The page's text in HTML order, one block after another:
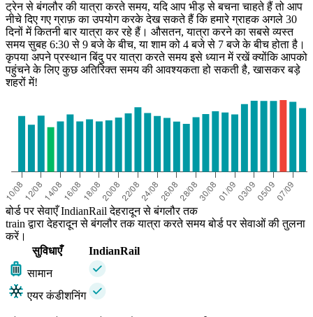
ट्रेन से बंगलौर की यात्रा करते समय, यदि आप भीड़ से बचना चाहते हैं तो आप
नीचे दिए गए ग्राफ़ का उपयोग करके देख सकते हैं कि हमारे ग्राहक अगले 30
दिनों में कितनी बार यात्रा कर रहे हैं। औसतन, यात्रा करने का सबसे व्यस्त
समय सुबह 6:30 से 9 बजे के बीच, या शाम को 4 बजे से 7 बजे के बीच होता है।
कृपया अपने प्रस्थान बिंदु पर यात्रा करते समय इसे ध्यान में रखें क्योंकि आपको
पहुंचने के लिए कुछ अतिरिक्त समय की आवश्यकता हो सकती है, खासकर बड़े
शहरों में!
बोर्ड पर सेवाएँ IndianRail देहरादून से बंगलौर तक
train द्वारा देहरादून से बंगलौर तक यात्रा करते समय बोर्ड पर सेवाओं की तुलना
करें।
सुविधाएँ
IndianRail
सामान
एयर कंडीशनिंग